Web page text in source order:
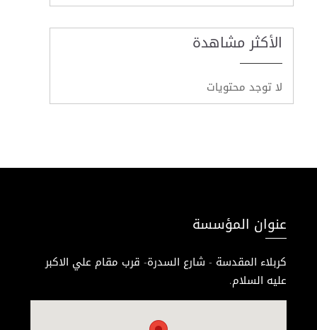
الأكثر مشاهدة
لا توجد محتويات
عنوان المؤسسة
كربلاء المقدسة - شارع السدرة- قرب مقام علي الاكبر
عليه السلام.